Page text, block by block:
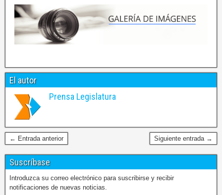
El autor
Prensa Legislatura
← Entrada anterior Siguiente entrada →
Suscríbase
Introduzca su correo electrónico para suscribirse y recibir
notificaciones de nuevas noticias.